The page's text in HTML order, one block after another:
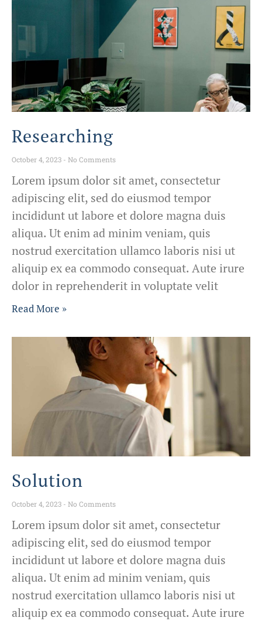
Researching
October 4, 2023 No Comments
Lorem ipsum dolor sit amet, consectetur
adipiscing elit, sed do eiusmod tempor
incididunt ut labore et dolore magna duis
aliqua. Ut enim ad minim veniam, quis
nostrud exercitation ullamco laboris nisi ut
aliquip ex ea commodo consequat. Aute irure
dolor in reprehenderit in voluptate velit
Read More »
Solution
October 4, 2023 No Comments
Lorem ipsum dolor sit amet, consectetur
adipiscing elit, sed do eiusmod tempor
incididunt ut labore et dolore magna duis
aliqua. Ut enim ad minim veniam, quis
nostrud exercitation ullamco laboris nisi ut
aliquip ex ea commodo consequat. Aute irure